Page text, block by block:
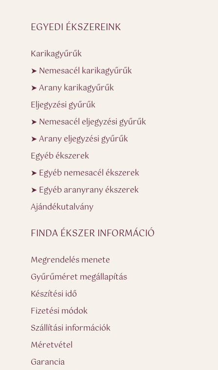
EGYEDI ÉKSZEREINK
Karikagyűrűk
➤ Nemesacél karikagyűrűk
➤ Arany karikagyűrűk
Eljegyzési gyűrűk
➤ Nemesacél eljegyzési gyűrűk
➤ Arany eljegyzési gyűrűk
Egyéb ékszerek
➤ Egyéb nemesacél ékszerek
➤ Egyéb aranyrany ékszerek
Ajándékutalvány
FINDA ÉKSZER INFORMÁCIÓ
Megrendelés menete
Gyűrűméret megállapítás
Készítési idő
Fizetési módok
Szállítási információk
Méretvétel
Garancia